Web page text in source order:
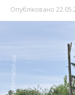
Опубліковано